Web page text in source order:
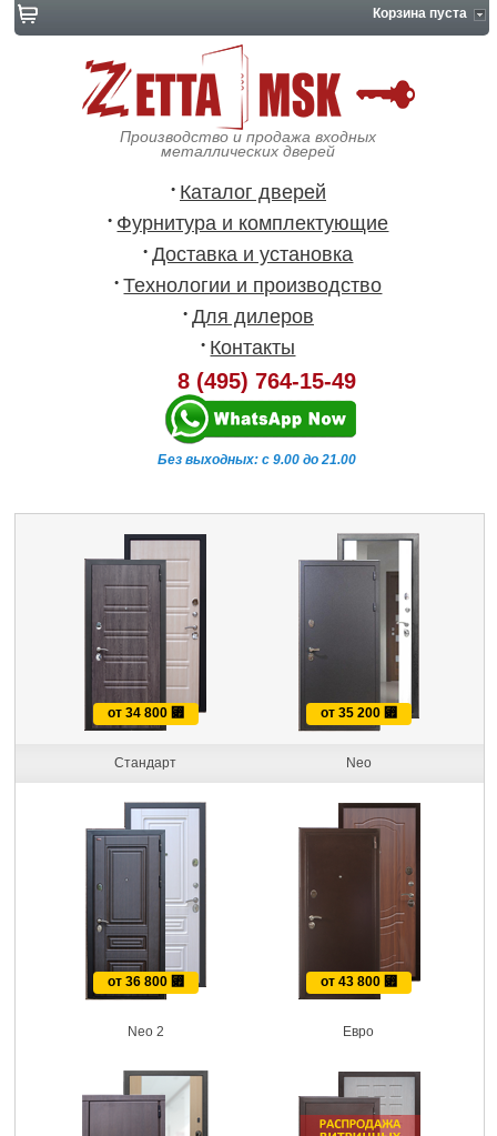
Производство и продажа входных
металлических дверей
Каталог дверей
Фурнитура и комплектующие
Доставка и установка
Технологии и производство
Для дилеров
Контакты
Корзина пуста
8 (495) 764-15-49
Без выходных: с 9.00 до 21.00
от 34 800 ⃏
Стандарт
от 35 200 ⃏
Neo
от 36 800 ⃏
Neo 2
от 43 800 ⃏
Евро